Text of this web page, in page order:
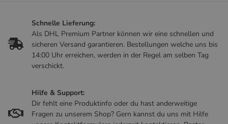
Schnelle Lieferung:
Als DHL Premium Partner können wir eine schnellen und
sicheren Versand garantieren. Bestellungen welche uns bis
14:00 Uhr erreichen, werden in der Regel am selben Tag
verschickt.
Hilfe & Support:
Dir fehlt eine Produktinfo oder du hast anderweitige
Fragen zu unserem Shop? Gern kannst du uns mit Hilfe